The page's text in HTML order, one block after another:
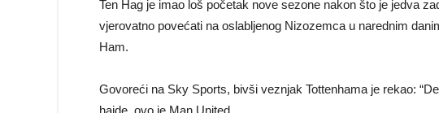
Ten Hag je imao loš početak nove sezone nakon što je jedva
vjerovatno povećati na oslabljenog Nizozemca u narednim
Ham.
Govoreći na Sky Sports, bivši veznjak Tottenhama je rekao:
hajde, ovo je Man United.